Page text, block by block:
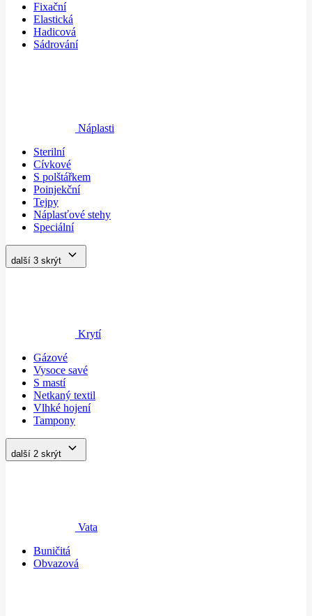
Fixační
Elastická
Hadicová
Sádrování
Náplasti
Sterilní
Cívkové
S polštářkem
Poinjekční
Tejpy
Náplasťové stehy
Speciální
další 3 skrýt
Krytí
Gázové
Vysoce savé
S mastí
Netkaný textil
Vlhké hojení
Tampony
další 2 skrýt
Vata
Buničitá
Obvazová